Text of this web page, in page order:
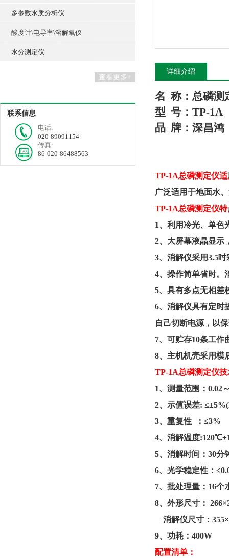
多参数水质分析仪
酸度计\电导率\溶解氧仪
水分测定仪
查看更多+
联系信息
电话:
020-89091154
传真:
86-020-86488563
详细介绍
名 称：总磷测
型 号： TP-1A
品 牌：深昌鸿
TP-1A总磷测定仪
广泛适用于地面水
TP-1A总磷测定仪特
1、利用冷光、单色
2、大屏幕液晶显示
3、消解仪采用3.5吋
4、操作简单省时。
5、具有多点无相差
6、消解仪具有定时
自己切断电源，以
7、可贮存10条工作
8、主机机壳采用模
TP-1A总磷测定仪技
1、测量范围：0.02
2、示值误差:
3、重复性 ：≤3%
4、消解温度
5、消解时间：30分
6、光学稳定性：
7、批处理量：16个
8、外形尺寸：
消解仪尺寸：
9、功耗：400W
配置清单：